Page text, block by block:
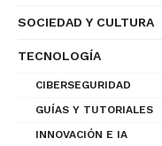
SOCIEDAD Y CULTURA
TECNOLOGÍA
CIBERSEGURIDAD
GUÍAS Y TUTORIALES
INNOVACIÓN E IA